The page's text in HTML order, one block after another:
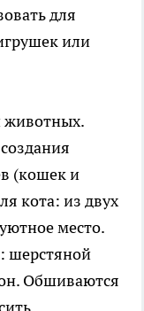
для
или
животных.
(кошек и
кота: из двух
место.
шерстяной
Обшиваются